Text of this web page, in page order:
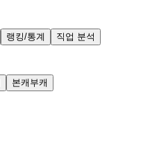
랭킹/통계
직업 분석
본캐부캐